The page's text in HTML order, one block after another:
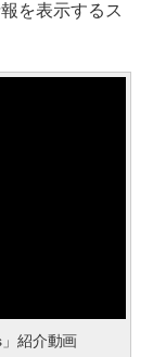
を表示するス
紹介動画